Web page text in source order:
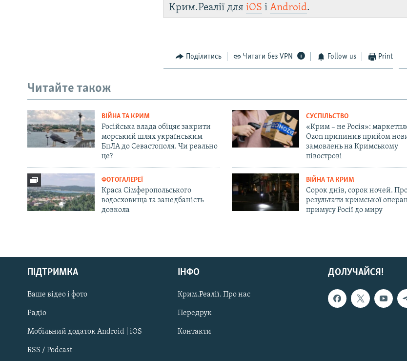
Русский
Qırımtatar
ДОЛУЧАЙСЯ!
Крим.Реалії дляiOS іAndroid.
Поділитись Читати без VPN Follow us Print
Читайте також
ВІЙНА ТА КРИМ
Російська влада обіцяє закрити
морський шлях українським
БпЛА до Севастополя. Чи реально
це?
СУСПІЛЬСТВО
«Крим – не Росія»:
Ozon припинив прийом
замовлень на Кримському
півострові
ФОТОГАЛЕРЕЇ
Краса Сімферопольського
водосховища та занедбаність
довкола
ВІЙНА ТА КРИМ
Сорок днів, сорок ночей.
результати кримської
примусу Росії до миру
ДОЛУЧАЙСЯ!
ПІДТРИМКА
Ваше відео і фото
Радіо
Мобільний додаток Android | iOS
RSS / Podcast
ІНФО
Крим.Реалії. Про нас
Передрук
Контакти